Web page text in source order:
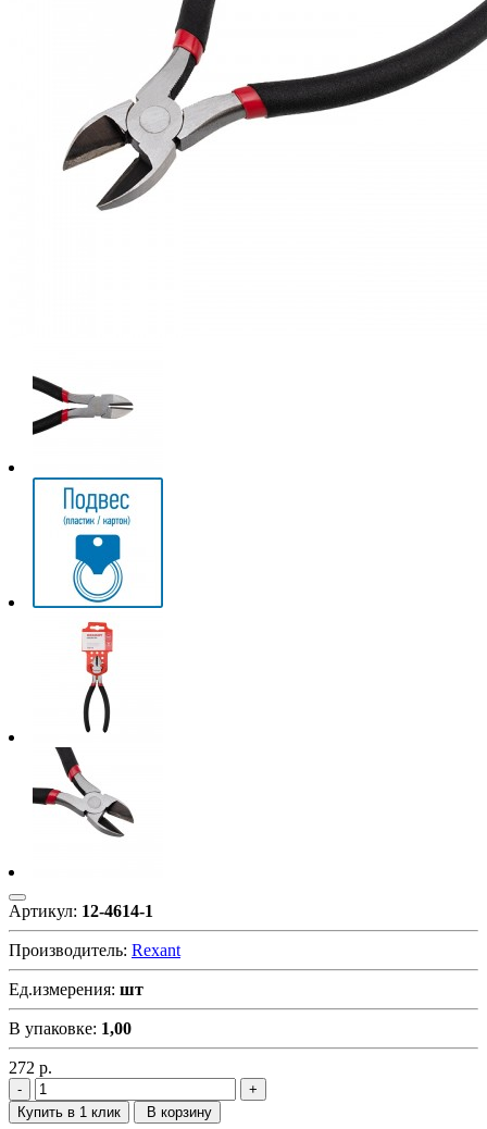
Артикул: 12-4614-1
Производитель: Rexant
Ед.измерения: шт
В упаковке: 1,00
272 р.
Купить в 1 клик В корзину